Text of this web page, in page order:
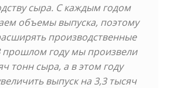
сыра. С каждым годом
объемы выпуска, поэтому
производственные
году мы произвели
тонн сыра, а в этом году
выпуск на 3,3 тысяч